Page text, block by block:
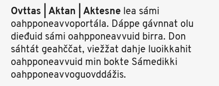
Ovttas | Aktan | Aktesne lea sámi
oahpponeavvoportála. Dáppe gávnnat olu
dieđuid sámi oahpponeavvuid birra. Don
sáhtát geahččat, viežžat dahje luoikkahit
oahpponeavvuid min bokte Sámedikki
oahpponeavvoguovddážis.